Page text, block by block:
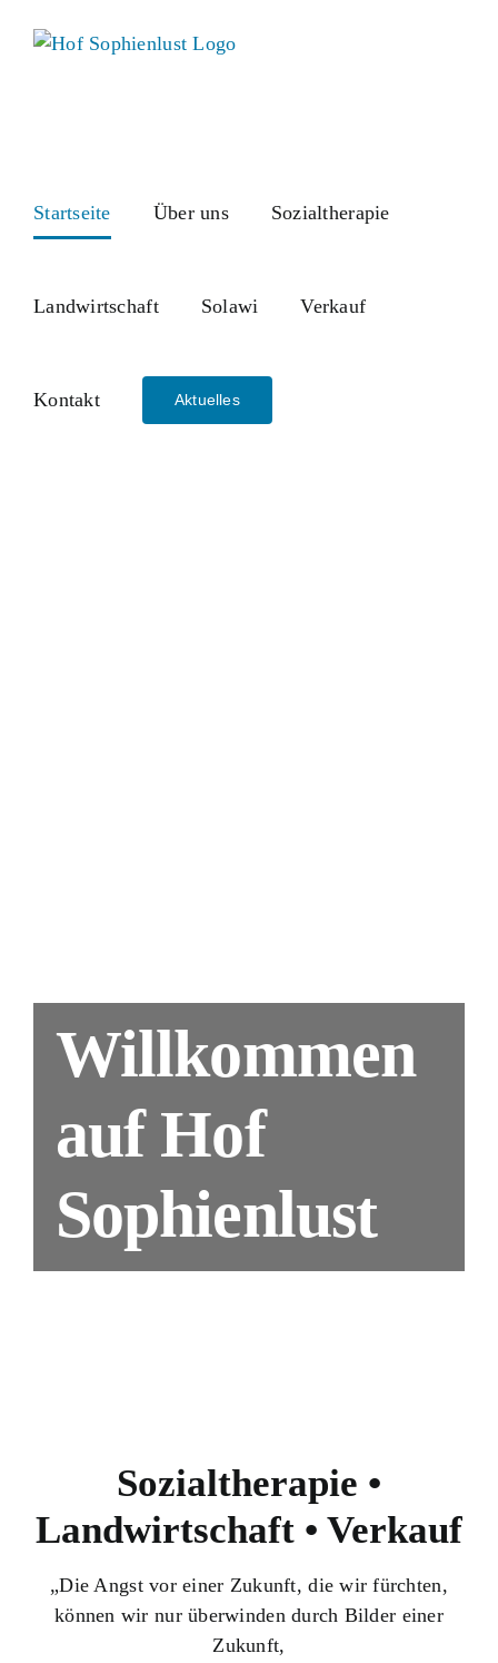
Startseite Über uns Sozialtherapie
Landwirtschaft Solawi Verkauf
Kontakt Aktuelles
Willkommen
auf Hof
Sophienlust
Sozialtherapie •
Landwirtschaft • Verkauf
„Die Angst vor einer Zukunft, die wir fürchten,
können wir nur überwinden durch Bilder einer
Zukunft,